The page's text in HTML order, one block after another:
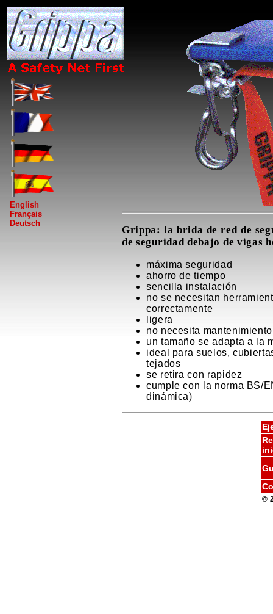
English
Français
Deutsch
Grippa: la brida de red de
de seguridad debajo de vigas
máxima seguridad
ahorro de tiempo
sencilla instalación
no se necesitan
correctamente
ligera
no necesita mantenimiento
un tamaño se adapta a la
ideal para suelos,
tejados
se retira con rapidez
cumple con la norma BS/
dinámica)
©